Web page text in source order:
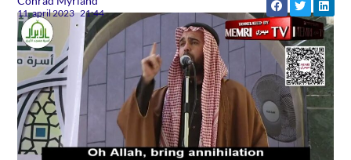
11. april 2023 21:44